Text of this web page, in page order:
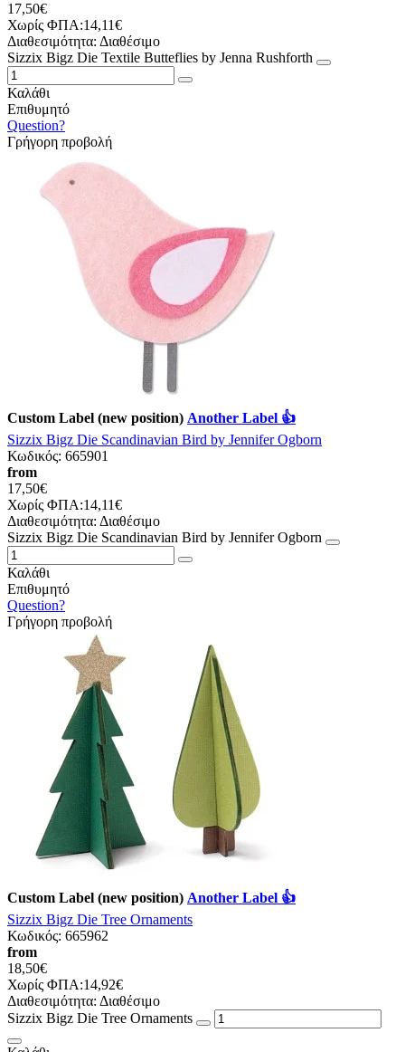
17,50€
Χωρίς ΦΠΑ:14,11€
Διαθεσιμότητα: Διαθέσιμο
Sizzix Bigz Die Textile Butteflies by Jenna Rushforth
Καλάθι
Επιθυμητό
Question?
Γρήγορη προβολή
Custom Label (new position) Another Label 👍
Sizzix Bigz Die Scandinavian Bird by Jennifer Ogborn
Κωδικός: 665901
from
17,50€
Χωρίς ΦΠΑ:14,11€
Διαθεσιμότητα: Διαθέσιμο
Sizzix Bigz Die Scandinavian Bird by Jennifer Ogborn
Καλάθι
Επιθυμητό
Question?
Γρήγορη προβολή
Custom Label (new position) Another Label 👍
Sizzix Bigz Die Tree Ornaments
Κωδικός: 665962
from
18,50€
Χωρίς ΦΠΑ:14,92€
Διαθεσιμότητα: Διαθέσιμο
Sizzix Bigz Die Tree Ornaments